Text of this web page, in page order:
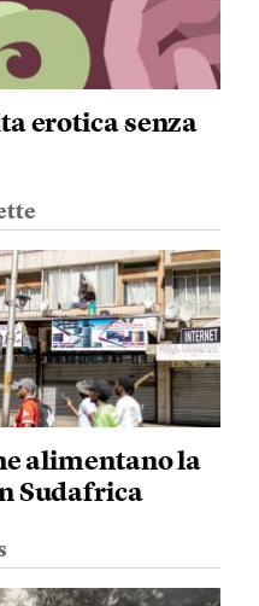
erotica senza
alimentano la
Sudafrica